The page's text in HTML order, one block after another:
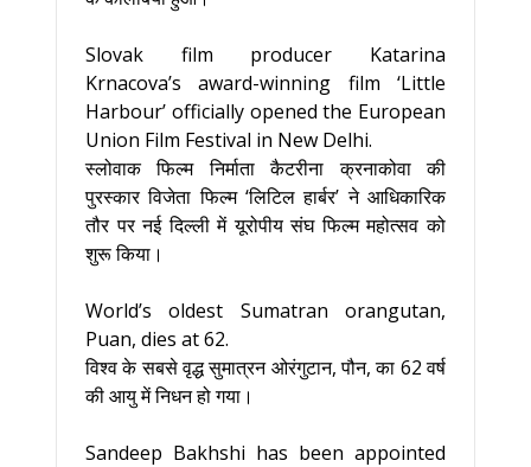
Slovak film producer Katarina
Krnacova’s award-winning film ‘Little
Harbour’ officially opened the European
Union Film Festival in New Delhi.
स्लोवाक फिल्म निर्माता कैटरीना क्रनाकोवा की
पुरस्कार विजेता फिल्म ‘लिटिल हार्बर’ ने आधिकारिक
तौर पर नई दिल्ली में यूरोपीय संघ फिल्म महोत्सव को
शुरू किया।
World’s oldest Sumatran orangutan,
Puan, dies at 62.
विश्व के सबसे वृद्ध सुमात्रन ओरंगुटान, पौन, का 62 वर्ष
की आयु में निधन हो गया।
Sandeep Bakhshi has been appointed